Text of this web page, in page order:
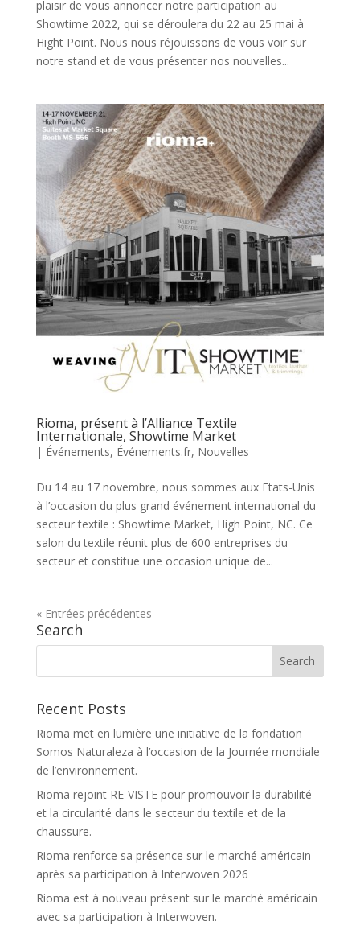
plaisir de vous annoncer notre participation au
Showtime 2022, qui se déroulera du 22 au 25 mai à
Hight Point. Nous nous réjouissons de vous voir sur
notre stand et de vous présenter nos nouvelles...
Rioma, présent à l’Alliance Textile
Internationale, Showtime Market
| Événements, Événements.fr, Nouvelles
Du 14 au 17 novembre, nous sommes aux Etats-Unis
à l’occasion du plus grand événement international du
secteur textile : Showtime Market, High Point, NC. Ce
salon du textile réunit plus de 600 entreprises du
secteur et constitue une occasion unique de...
« Entrées précédentes
Search
Recent Posts
Rioma met en lumière une initiative de la fondation
Somos Naturaleza à l’occasion de la Journée mondiale
de l’environnement.
Rioma rejoint RE-VISTE pour promouvoir la durabilité
et la circularité dans le secteur du textile et de la
chaussure.
Rioma renforce sa présence sur le marché américain
après sa participation à Interwoven 2026
Rioma est à nouveau présent sur le marché américain
avec sa participation à Interwoven.